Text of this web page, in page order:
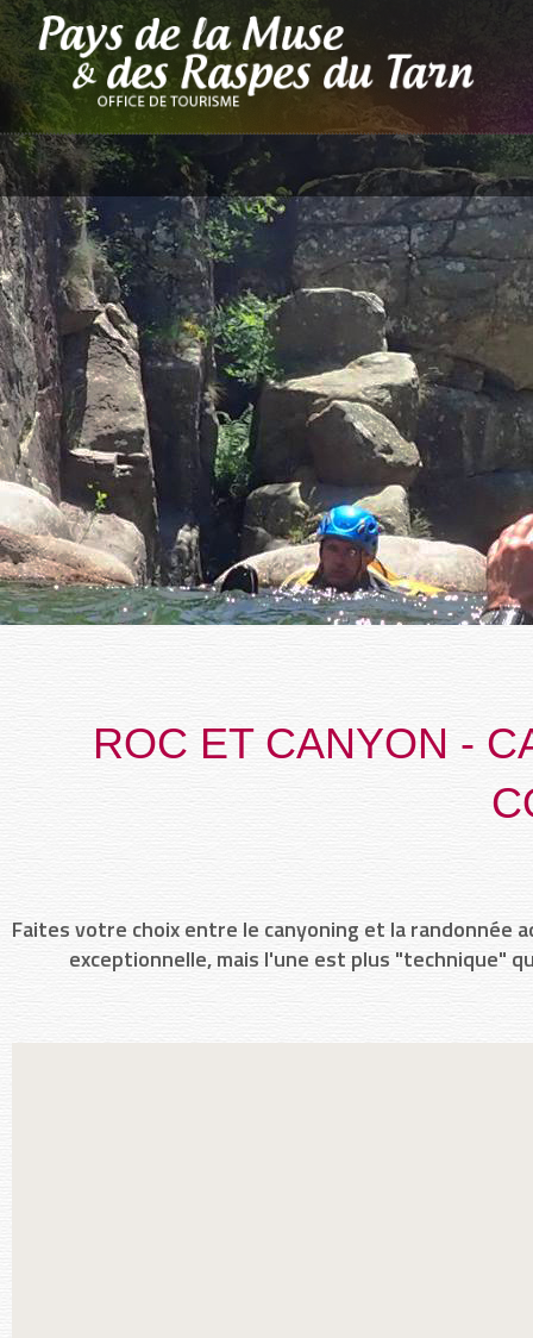
ROC ET CANYON -
Faites votre choix entre le canyoning et la randonnée
exceptionnelle, mais l'une est plus "technique"